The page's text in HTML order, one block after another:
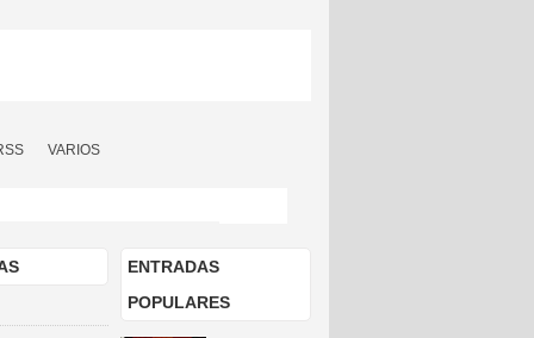
VARIOS
ENTRADAS
POPULARES